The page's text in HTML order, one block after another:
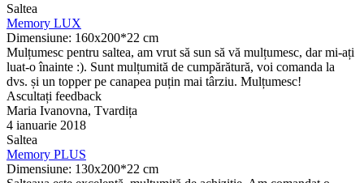
Saltea
Memory LUX
Dimensiune: 160x200*22 cm
Mulțumesc pentru saltea, am vrut să sun să vă mulțumesc, dar mi-ați
luat-o înainte :). Sunt mulțumită de cumpărătură, voi comanda la
dvs. și un topper pe canapea puțin mai târziu. Mulțumesc!
Ascultați feedback
Maria Ivanovna, Tvardița
4 ianuarie 2018
Saltea
Memory PLUS
Dimensiune: 130х200*22 cm